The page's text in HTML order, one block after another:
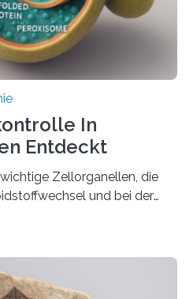
In
Entdeckt
Zellorganellen, die
und bei der
Enzyme präzise in
um Prof. Dr. Ralf Erdmann
hat nun einen bislang